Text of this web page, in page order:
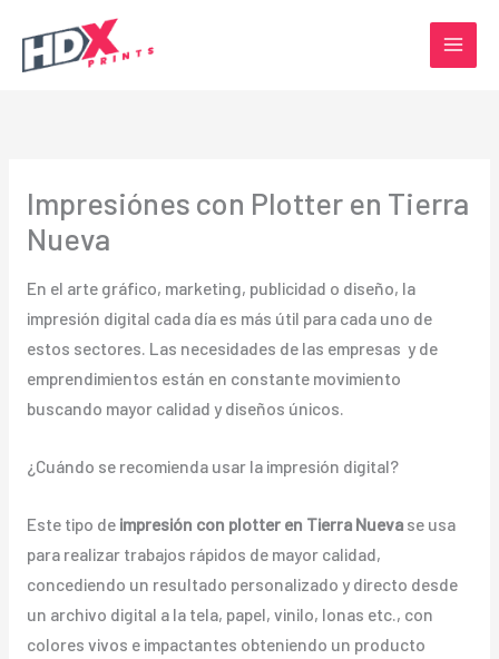
contenido
Impresiónes con Plotter en Tierra
Nueva
En el arte gráfico, marketing, publicidad o diseño, la
impresión digital cada día es más útil para cada uno de
estos sectores. Las necesidades de las empresas y de
emprendimientos están en constante movimiento
buscando mayor calidad y diseños únicos.
¿Cuándo se recomienda usar la impresión digital?
Este tipo de impresión con plotter en Tierra Nuevase usa
para realizar trabajos rápidos de mayor calidad,
concediendo un resultado personalizado y directo desde
un archivo digital a la tela, papel, vinilo, lonas etc., con
colores vivos e impactantes obteniendo un producto